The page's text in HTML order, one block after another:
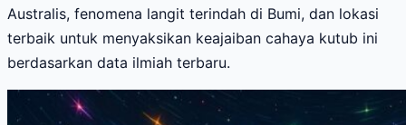
Australis, fenomena langit terindah di Bumi, dan lokasi
terbaik untuk menyaksikan keajaiban cahaya kutub ini
berdasarkan data ilmiah terbaru.